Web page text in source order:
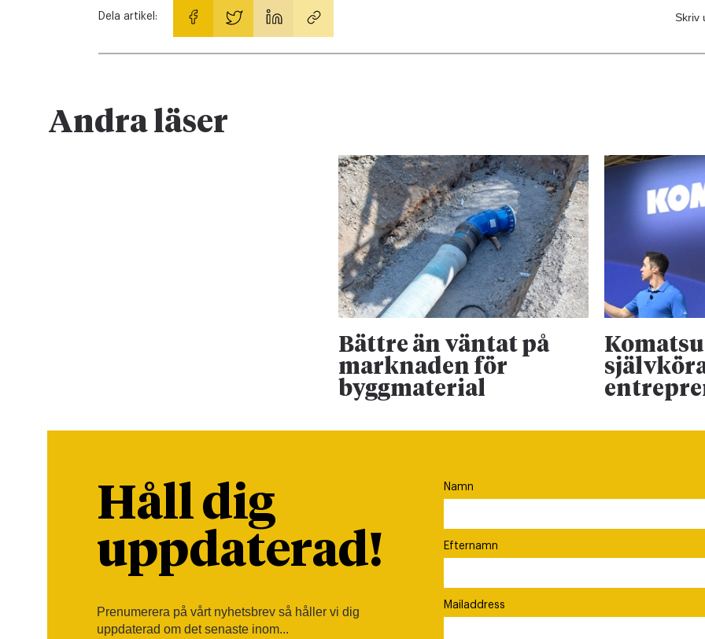
Dela artikel: Skriv
Andra läser
Bättre än väntat på
marknaden för
byggmaterial
Håll dig
uppdaterad!
Prenumerera på vårt nyhetsbrev så håller vi dig
uppdaterad om det senaste inom...
Namn
Efternamn
Mailaddress